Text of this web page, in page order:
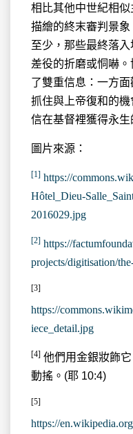
相比其他中世紀相
描繪的終末審判景象
至少，那些最終落
差役的折磨或恫嚇
了雙重信息：一方
抓住與上帝復和的
信在基督裡獲得永生
圖片來源：
[1] https://
Hôtel_Dieu-
2016029.jpg
[2] https://
projects/digitisation/
[3]
https://
iece_detail.jpg
[4] 他們用金銀妝飾
動搖。(耶 10:4)
[5]
https://